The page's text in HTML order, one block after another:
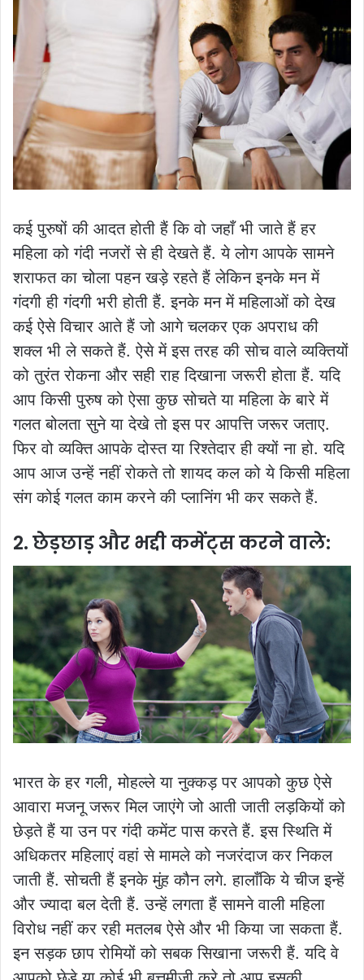
कई पुरुषों की आदत होती हैं कि वो जहाँ भी जाते हैं हर
महिला को गंदी नजरों से ही देखते हैं. ये लोग आपके सामने
शराफत का चोला पहन खड़े रहते हैं लेकिन इनके मन में
गंदगी ही गंदगी भरी होती हैं. इनके मन में महिलाओं को देख
कई ऐसे विचार आते हैं जो आगे चलकर एक अपराध की
शक्ल भी ले सकते हैं. ऐसे में इस तरह की सोच वाले व्यक्तियों
को तुरंत रोकना और सही राह दिखाना जरूरी होता हैं. यदि
आप किसी पुरुष को ऐसा कुछ सोचते या महिला के बारे में
गलत बोलता सुने या देखे तो इस पर आपत्ति जरूर जताए.
फिर वो व्यक्ति आपके दोस्त या रिश्तेदार ही क्यों ना हो. यदि
आप आज उन्हें नहीं रोकते तो शायद कल को ये किसी महिला
संग कोई गलत काम करने की प्लानिंग भी कर सकते हैं.
2. छेड़छाड़ और भद्दी कमेंट्स करने वाले:
भारत के हर गली, मोहल्ले या नुक्कड़ पर आपको कुछ ऐसे
आवारा मजनू जरूर मिल जाएंगे जो आती जाती लड़कियों को
छेड़ते हैं या उन पर गंदी कमेंट पास करते हैं. इस स्थिति में
अधिकतर महिलाएं वहां से मामले को नजरंदाज कर निकल
जाती हैं. सोचती हैं इनके मुंह कौन लगे. हालाँकि ये चीज इन्हें
और ज्यादा बल देती हैं. उन्हें लगता हैं सामने वाली महिला
विरोध नहीं कर रही मतलब ऐसे और भी किया जा सकता हैं.
इन सड़क छाप रोमियों को सबक सिखाना जरूरी हैं. यदि वे